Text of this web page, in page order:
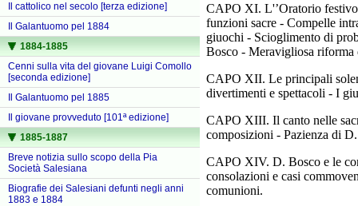
Il cattolico nel secolo [terza edizione]
Il Galantuomo pel 1884
1884-1885
Cenni sulla vita del giovane Luigi Comollo
[seconda edizione]
Il Galantuomo pel 1885
Il giovane provveduto [101ª edizione]
1885-1887
Breve notizia sullo scopo della Pia
Società Salesiana
Biografie dei Salesiani defunti negli anni
1883 e 1884
CAPO XI. L'’Oratorio
funzioni sacre - Compelle
giuochi - Scioglimento di
Bosco - Meravigliosa riforma
CAPO XII. Le principali
divertimenti e spettacoli - I
CAPO XIII. Il canto nelle
composizioni - Pazienza di
CAPO XIV. D. Bosco e le
consolazioni e casi
comunioni.